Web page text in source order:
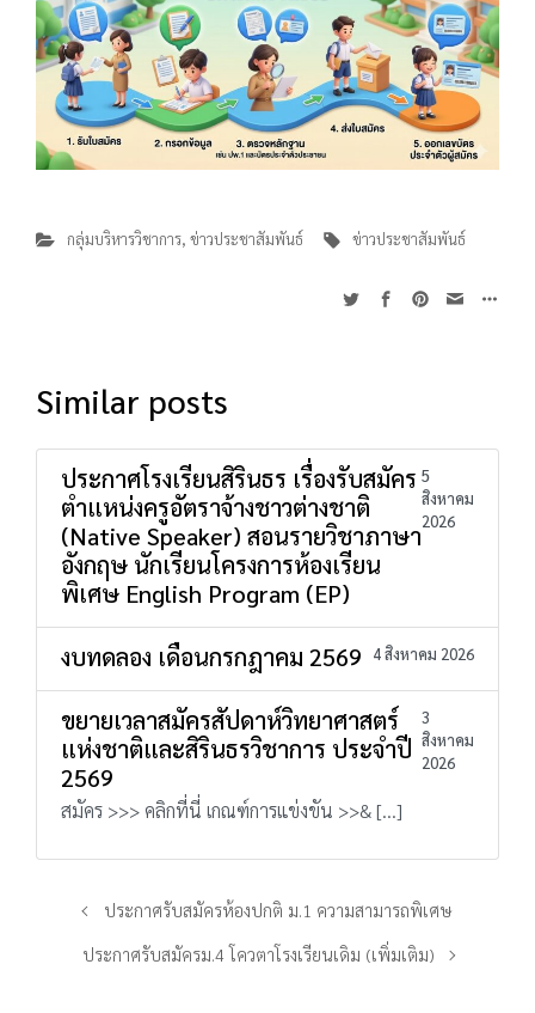
กลุ่มบริหารวิชาการ, ข่าวประชาสัมพันธ์ ข่าวประชาสัมพันธ์
Similar posts
ประกาศโรงเรียนสิรินธร เรื่องรับสมัคร
ตำแหน่งครูอัตราจ้างชาวต่างชาติ
(Native Speaker) สอนรายวิชาภาษา
อังกฤษ นักเรียนโครงการห้องเรียน
พิเศษ English Program (EP)
5
สิงหาคม
2026
งบทดลอง เดือนกรกฎาคม 2569 4 สิงหาคม 2026
ขยายเวลาสมัครสัปดาห์วิทยาศาสตร์
แห่งชาติและสิรินธรวิชาการ ประจำปี
2569
3
สิงหาคม
2026
สมัคร >>> คลิกที่นี่ เกณฑ์การแข่งขัน >>& […]
ประกาศรับสมัครห้องปกติ ม.1 ความสามารถพิเศษ
ประกาศรับสมัครม.4 โควตาโรงเรียนเดิม (เพิ่มเติม)